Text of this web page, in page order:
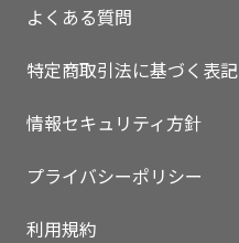
よくある質問
特定商取引法に基づく表記
情報セキュリティ方針
プライバシーポリシー
利用規約